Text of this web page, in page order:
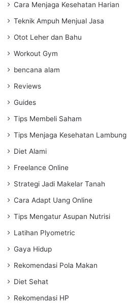
Cara Menjaga Kesehatan Harian
Teknik Ampuh Menjual Jasa
Otot Leher dan Bahu
Workout Gym
bencana alam
Reviews
Guides
Tips Membeli Saham
Tips Menjaga Kesehatan Lambung
Diet Alami
Freelance Online
Strategi Jadi Makelar Tanah
Cara Adapt Uang Online
Tips Mengatur Asupan Nutrisi
Latihan Plyometric
Gaya Hidup
Rekomendasi Pola Makan
Diet Sehat
Rekomendasi HP